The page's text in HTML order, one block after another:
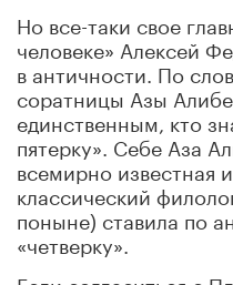
Но все-таки свое
человеке» Алексей
в античности. По
соратницы Азы
единственным, кто
пятерку». Себе Аза
всемирно известная
классический
поныне) ставила по
«четверку».